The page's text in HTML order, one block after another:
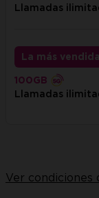
Llamadas
La más vendida
100GB
Llamadas
Ver condiciones